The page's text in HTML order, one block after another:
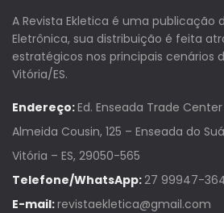
A Revista Ekletica é uma publicação
Eletrônica, sua distribuição é feita
estratégicos nos principais cenários
Vitória/ES.
Endereço:Ed. Enseada Trade
Almeida Cousin, 125 – Enseada do
Vitória – ES, 29050-565
Telefone/WhatsApp:27 99947-
E-mail:revistaekletica@gmail.com